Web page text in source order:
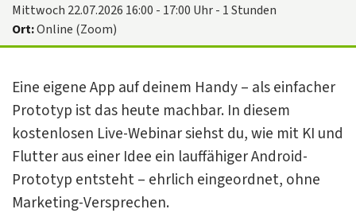
Mittwoch 22.07.2026 16:00 - 17:00 Uhr - 1 Stunden
Ort:Online (Zoom)
Eine eigene App auf deinem Handy – als einfacher
Prototyp ist das heute machbar. In diesem
kostenlosen Live-Webinar siehst du, wie mit KI und
Flutter aus einer Idee ein lauffähiger Android-
Prototyp entsteht – ehrlich eingeordnet, ohne
Marketing-Versprechen.